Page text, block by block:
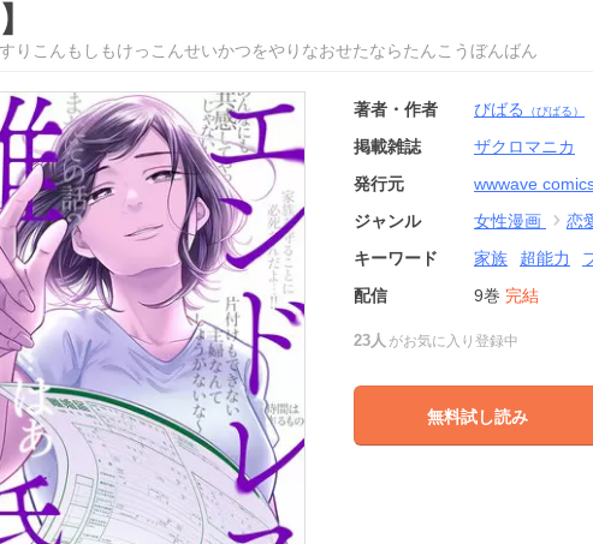
りこんもしもけっこんせいかつをやりなおせたならたんこうぼんばん
著者・作者 びばる （びばる）
掲載雑誌
ザクロマニカ
発行元
wwwave
ジャンル
女性漫画
恋
キーワード
家族 超能力
配信
9巻 完結
23人 がお気に入り登録中
無料試し読み